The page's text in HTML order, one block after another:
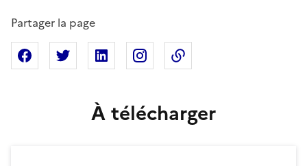
Partager la page
Partager sur Facebook
Partager sur XPartager sur Linkedin
Partager sur Instagram
À télécharger